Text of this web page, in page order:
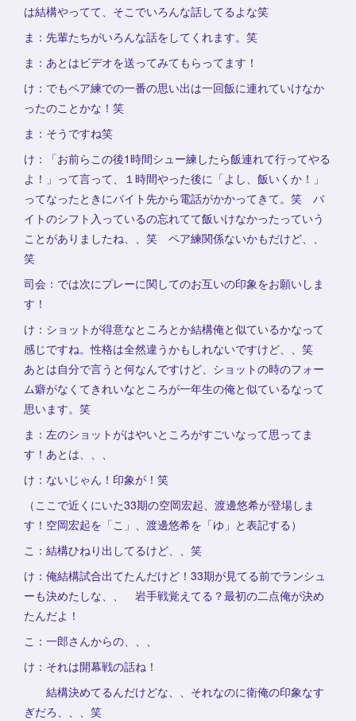
は結構やってて、そこでいろんな話してるよな笑
ま：先輩たちがいろんな話をしてくれます。笑
ま：あとはビデオを送ってみてもらってます！
け：でもペア練での一番の思い出は一回飯に連れていけなか
ったのことかな！笑
ま：そうですね笑
け：「お前らこの後1時間シュー練したら飯連れて行ってやる
よ！」って言って、１時間やった後に「よし、飯いくか！」
ってなったときにバイト先から電話がかかってきて。笑 バ
イトのシフト入っているの忘れてて飯いけなかったっていう
ことがありましたね、、笑 ペア練関係ないかもだけど、、
笑
司会：では次にプレーに関してのお互いの印象をお願いしま
す！
け：ショットが得意なところとか結構俺と似ているかなって
感じですね。性格は全然違うかもしれないですけど、、笑
あとは自分で言うと何なんですけど、ショットの時のフォー
ム癖がなくてきれいなところが一年生の俺と似ているなって
思います。笑
ま：左のショットがはやいところがすごいなって思ってま
す！あとは、、、
け：ないじゃん！印象が！笑
（ここで近くにいた33期の空岡宏起、渡邊悠希が登場しま
す！空岡宏起を「こ」、渡邊悠希を「ゆ」と表記する）
こ：結構ひねり出してるけど、、笑
け：俺結構試合出てたんだけど！33期が見てる前でランシュ
ーも決めたしな、、 岩手戦覚えてる？最初の二点俺が決め
たんだよ！
こ：一郎さんからの、、、
け：それは開幕戦の話ね！
結構決めてるんだけどな、、それなのに衛俺の印象なす
ぎだろ、、、笑